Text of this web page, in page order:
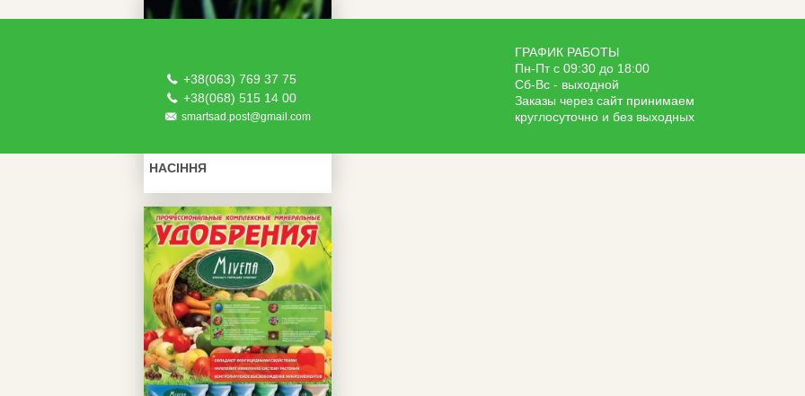
НАСІННЯ
+38(063) 769 37 75
+38(068) 515 14 00
smartsad.post@gmail.com
ГРАФИК РАБОТЫ
Пн-Пт с 09:30 до 18:00
Сб-Вс - выходной
Заказы через сайт принимаем
круглосуточно и без выходных